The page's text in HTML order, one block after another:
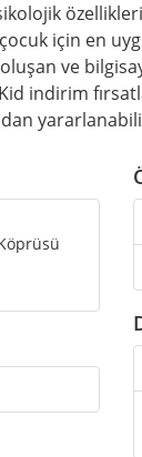
için en
ve
indirim